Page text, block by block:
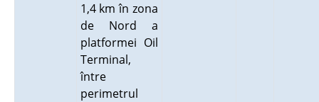
1,4 km în zona
de Nord a
platformei Oil
Terminal,
între
perimetrul